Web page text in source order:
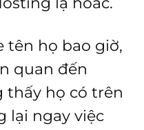
tên họ bao giờ,
quan đến
thấy họ có trên
lại ngay việc